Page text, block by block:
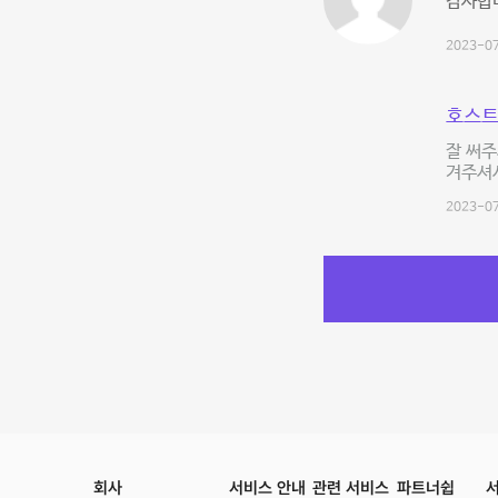
2023-
호스
잘 써
겨주
2023-
회사 서비스 안내 관련 서비스 파트너쉽